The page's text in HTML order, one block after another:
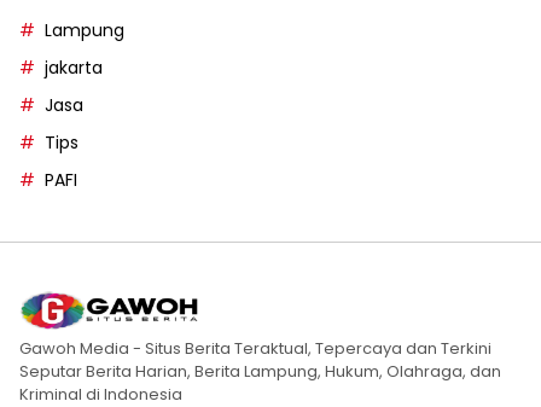
Lampung
jakarta
Jasa
Tips
PAFI
Gawoh Media - Situs Berita Teraktual, Tepercaya dan Terkini
Seputar Berita Harian, Berita Lampung, Hukum, Olahraga, dan
Kriminal di Indonesia